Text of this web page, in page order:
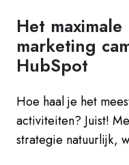
Het
marketing
HubSpot
Hoe haal je het
activiteiten? Juist!
strategie natuurlijk,